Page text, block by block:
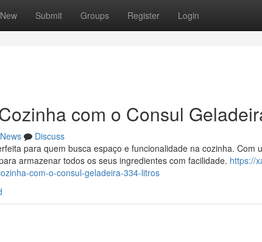
New Submit Groups Register Login
com o Consul
News
Discuss
para quem busca espaço e funcionalidade na cozinha. Com
armazenar todos os seus ingredientes com facilidade. https://
com-o-consul-geladeira-334-litros